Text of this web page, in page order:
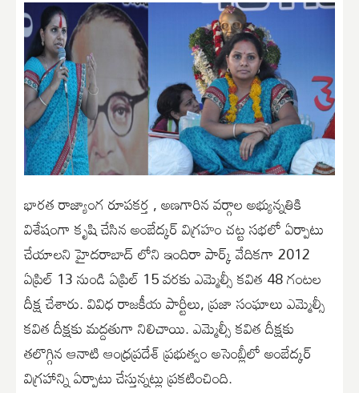
భారత రాజ్యాంగ రూపకర్త , అణగారిన వర్గాల అభ్యున్నతికి
విశేషంగా కృషి చేసిన అంబేద్కర్ విగ్రహం చట్ట సభలో ఏర్పాటు
చేయాలని హైదరాబాద్ లోని ఇందిరా పార్క్ వేదికగా 2012
ఏప్రిల్ 13 నుండి ఏప్రిల్ 15 వరకు ఎమ్మెల్సీ కవిత 48 గంటల
దీక్ష చేశారు. వివిధ రాజకీయ పార్టీలు, ప్రజా సంఘాలు ఎమ్మెల్సీ
కవిత దీక్షకు మద్దతుగా నిలిచాయి. ఎమ్మెల్సీ కవిత దీక్షకు
తలొగ్గిన‌ ఆనాటి ఆంధ్రప్రదేశ్ ప్రభుత్వం అసెంబ్లీలో అంబేద్కర్
విగ్రహాన్ని ఏర్పాటు చేస్తున్నట్లు ప్రకటించింది.